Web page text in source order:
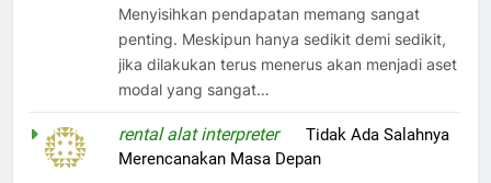
Menyisihkan pendapatan memang sangat
penting. Meskipun hanya sedikit demi sedikit,
jika dilakukan terus menerus akan menjadi aset
modal yang sangat…
rental alat interpreteronTidak Ada Salahnya
Merencanakan Masa Depan